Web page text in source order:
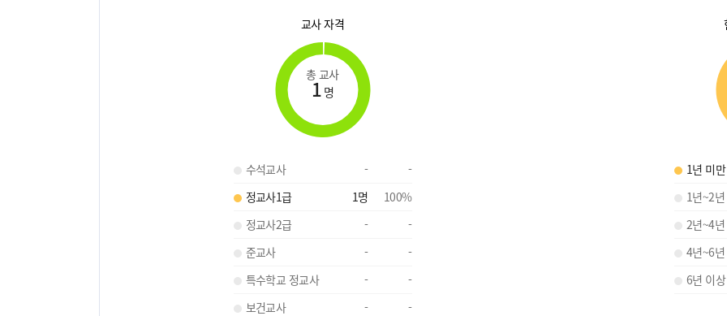
교사 자격
총 교사
1 명
수석교사 -
-
정교사1급
1명 100%
정교사2급
-
-
준교사
-
-
특수학교 정교사
-
-
보건교사
-
-
1년 미만
1년~2
2년~4
4년~6
6년 이상